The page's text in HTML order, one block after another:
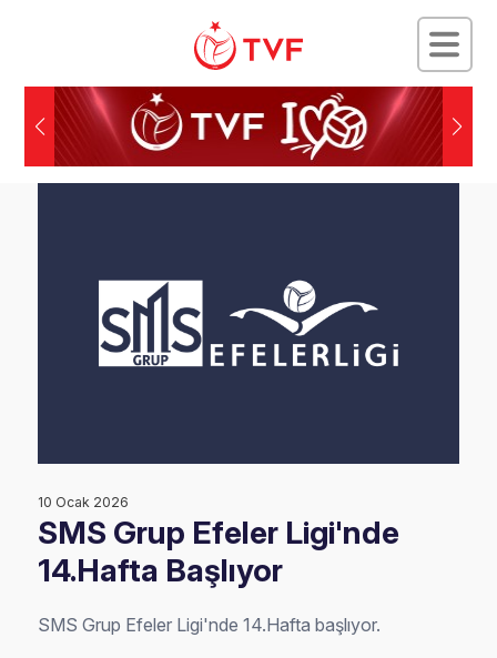
10 Ocak 2026
SMS Grup Efeler Ligi'nde
14.Hafta Başlıyor
SMS Grup Efeler Ligi'nde 14.Hafta başlıyor.